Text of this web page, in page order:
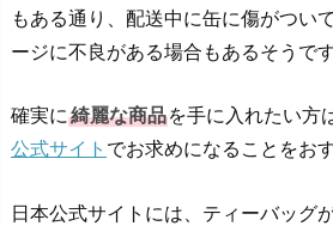
もある通り、配送中に缶に傷がつい
ージに不良がある場合もあるそうです
確実に綺麗な商品を手に入れたい方
公式サイト でお求めになることをお
日本公式サイトには、ティーバッグ